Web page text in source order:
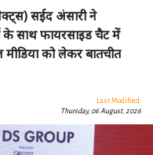
सईद अंसारी ने
के साथ फायरसाइड चैट में
मीडिया को लेकर बातचीत
Last Modified:
Thursday, 06 August, 2026